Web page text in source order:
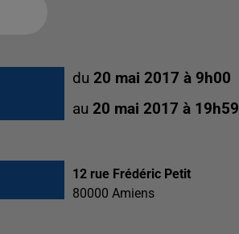
du20 mai 2017 à 9h00
au20 mai 2017 à 19h59
12 rue Frédéric Petit
80000 Amiens